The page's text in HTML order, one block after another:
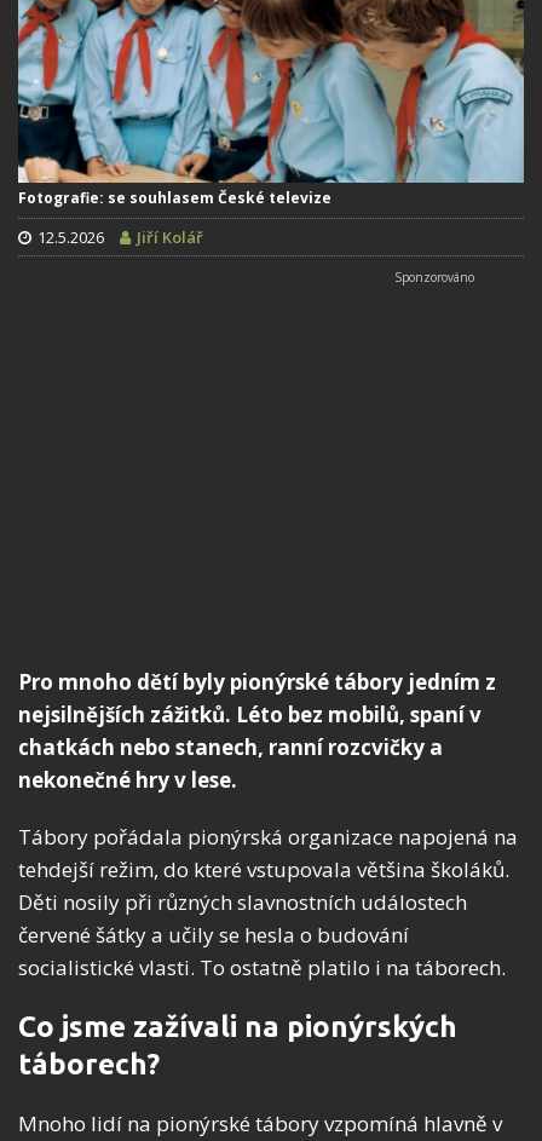
Fotografie: se souhlasem České televize
12.5.2026 Jiří Kolář
Pro mnoho dětí byly pionýrské tábory jedním z
nejsilnějších zážitků. Léto bez mobilů, spaní v
chatkách nebo stanech, ranní rozcvičky a
nekonečné hry v lese.
Tábory pořádala pionýrská organizace napojená na
tehdejší režim, do které vstupovala většina školáků.
Děti nosily při různých slavnostních událostech
červené šátky a učily se hesla o budování
socialistické vlasti. To ostatně platilo i na táborech.
Co jsme zažívali na pionýrských
táborech?
Mnoho lidí na pionýrské tábory vzpomíná hlavně v